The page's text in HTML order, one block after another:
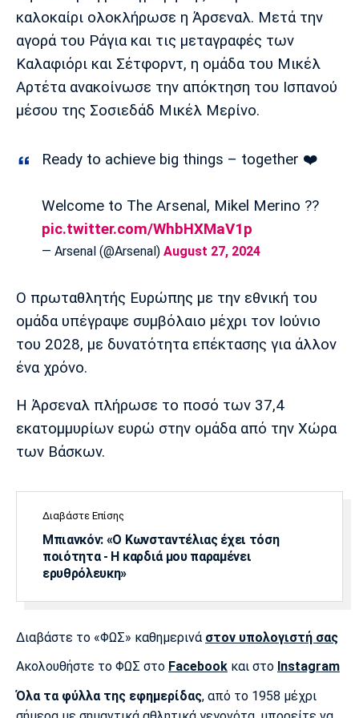
Πολιτισμός
Τραγούδια
Cine Spot
Running
Media
Παρασκήνιο
Πρόγραμμα TV
Ιωνικός Κηφισιά Πανσερραϊκός
Λίβερπουλ
Ίντερ
Μπορούσια
Ντόρτμουντ
Παρί Σεν
Ζερμέν
Μαρσέιγ
Μονακό
Ερυθρός
Αστέρας
Τότεναμ
καλοκαίρι ολοκλήρωσε η Άρσεναλ. Μετά την
αγορά του Ράγια και τις μεταγραφές των
Καλαφιόρι και Σέτφορντ, η ομάδα του Μικέλ
Αρτέτα ανακοίνωσε την απόκτηση του Ισπανού
μέσου της Σοσιεδάδ Μικέλ Μερίνο.
Ready to achieve big things – together ❤️
Welcome to The Arsenal, Mikel Merino ??
pic.twitter.com/WhbHXMaV1p
— Arsenal (@Arsenal) August 27, 2024
Ο πρωταθλητής Ευρώπης με την εθνική του
ομάδα υπέγραψε συμβόλαιο μέχρι τον Ιούνιο
του 2028, με δυνατότητα επέκτασης για άλλον
ένα χρόνο.
Η Άρσεναλ πλήρωσε το ποσό των 37,4
εκατομμυρίων ευρώ στην ομάδα από την Χώρα
των Βάσκων.
Διαβάστε Επίσης
Μπιανκόν: «Ο Κωνσταντέλιας έχει τόση
ποιότητα - Η καρδιά μου παραμένει
ερυθρόλευκη»
Διαβάστε το «ΦΩΣ» καθημερινά στον υπολογιστή σας
Ακολουθήστε το ΦΩΣ στο Facebook και στο Instagram
Όλα τα φύλλα της εφημερίδας, από το 1958 μέχρι